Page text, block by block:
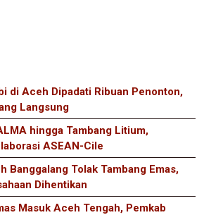
di Aceh Dipadati Ribuan Penonton,
Langsung
hingga Tambang Litium,
ASEAN-Cile
Banggalang Tolak Tambang Emas,
Dihentikan
Masuk Aceh Tengah, Pemkab